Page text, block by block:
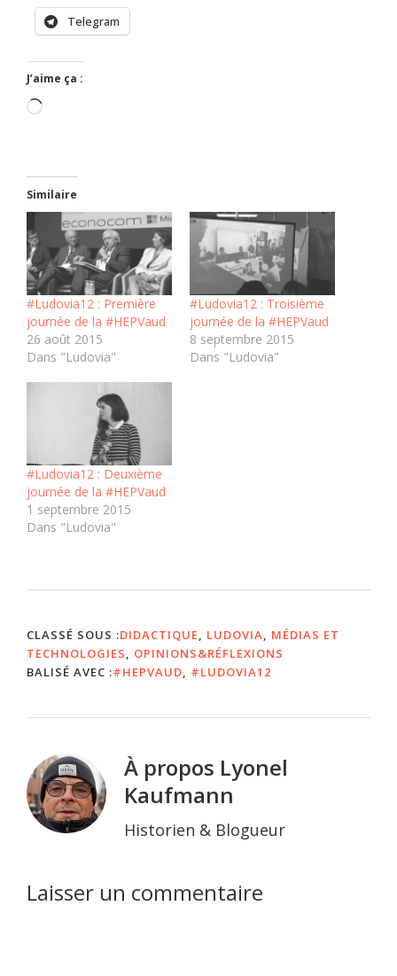
Telegram
J’aime ça :
Chargement…
Similaire
#Ludovia12 : Première
journée de la #HEPVaud
26 août 2015
Dans "Ludovia"
#Ludovia12 : Troisième
journée de la #HEPVaud
8 septembre 2015
Dans "Ludovia"
#Ludovia12 : Deuxième
journée de la #HEPVaud
1 septembre 2015
Dans "Ludovia"
CLASSÉ SOUS :DIDACTIQUE, LUDOVIA, MÉDIAS ET
TECHNOLOGIES, OPINIONS&RÉFLEXIONS
BALISÉ AVEC :#HEPVAUD, #LUDOVIA12
À propos Lyonel
Kaufmann
Historien & Blogueur
Interactions
Laisser un commentaire